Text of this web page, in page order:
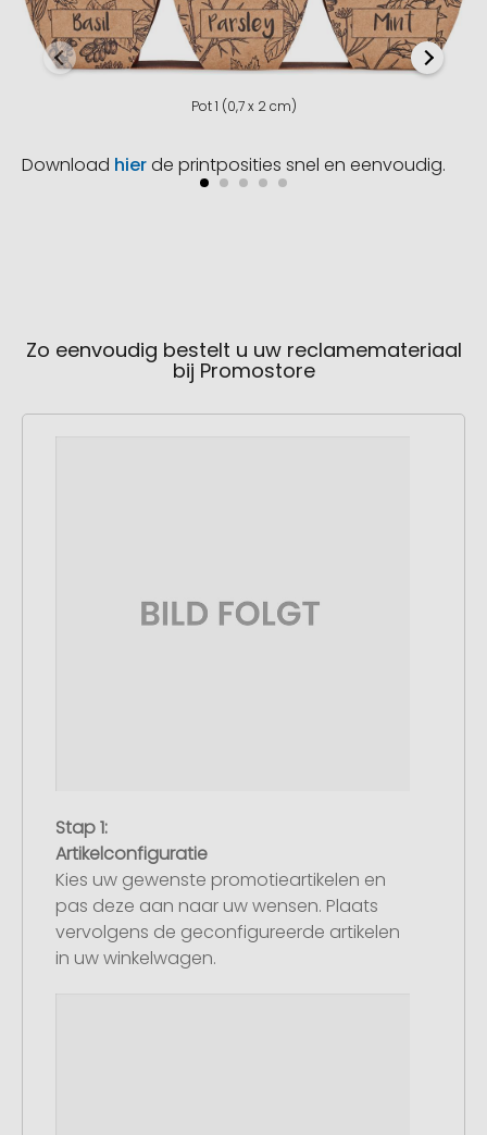
Pot 1 (0,7 x 2 cm)
Download hierde printposities snel en eenvoudig.
Zo eenvoudig bestelt u uw reclamemateriaal
bij Promostore
Stap 1:
Artikelconfiguratie
Kies uw gewenste promotieartikelen en
pas deze aan naar uw wensen. Plaats
vervolgens de geconfigureerde artikelen
in uw winkelwagen.